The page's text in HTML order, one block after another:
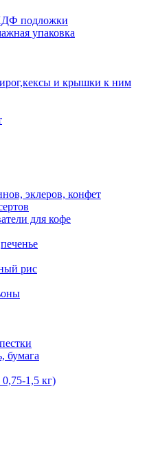
подложки
упаковка
и крышки к ним
эклеров, конфет
для кофе
рис
бумага
1,5 кг)